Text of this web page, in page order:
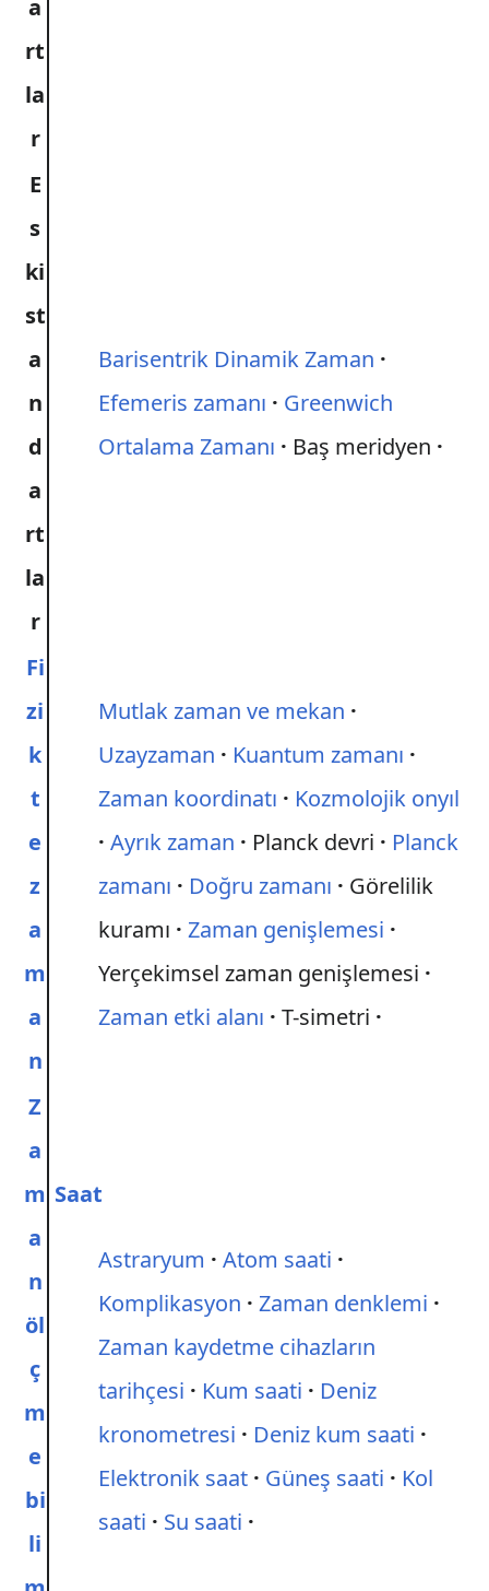
a
rt
la
r
E
s
ki
st
a
n
d
a
rt
la
r
Barisentrik Dinamik Zaman
Efemeris zamanı
Greenwich
Ortalama Zamanı
Baş meridyen
Fi
zi
k
t
e
z
a
m
a
n
Mutlak zaman ve mekan
Uzayzaman
Kuantum zamanı
Zaman koordinatı
Kozmolojik onyıl
Ayrık zaman
Planck devri
Planck
zamanı
Doğru zamanı
Görelilik
kuramı
Zaman genişlemesi
Yerçekimsel zaman genişlemesi
Zaman etki alanı
T-simetri
Z
a
m
a
n
öl
ç
m
e
bi
li
Saat
Astraryum
Atom saati
Komplikasyon
Zaman denklemi
Zaman kaydetme cihazların
tarihçesi
Kum saati
Deniz
kronometresi
Deniz kum saati
Elektronik saat
Güneş saati
Kol
saati
Su saati